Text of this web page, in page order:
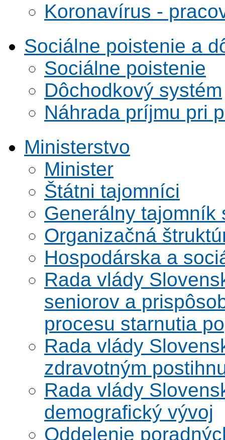
Koronavírus -
Sociálne poistenie a
Sociálne poistenie
Dôchodkový systém
Náhrada príjmu pri
Ministerstvo
Minister
Štátni tajomníci
Generálny tajomník
Organizačná
Hospodárska a
Rada vlády
seniorov a
procesu starnutia
Rada vlády
zdravotným
Rada vlády
demografický vývoj
Oddelenie